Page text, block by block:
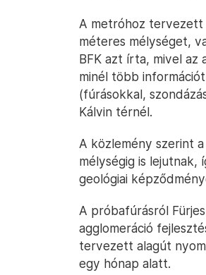
A metróhoz tervezett
méteres mélységet,
BFK azt írta, mivel az
minél több
(fúrásokkal,
Kálvin térnél.
A közlemény szerint
mélységig is
geológiai
A próbafúrásról
agglomeráció
tervezett alagút
egy hónap alatt.